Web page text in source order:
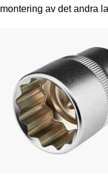
montering av det andra